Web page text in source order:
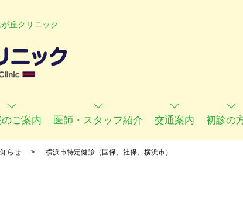
丘クリニック
ご案内 医師・スタッフ紹介 交通案内 初診の
らせ 横浜市特定健診（国保、社保、横浜市）